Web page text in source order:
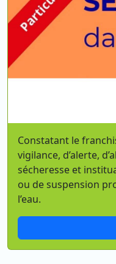
Constatant le
vigilance, d’alerte,
sécheresse et
ou de suspension
l’eau.